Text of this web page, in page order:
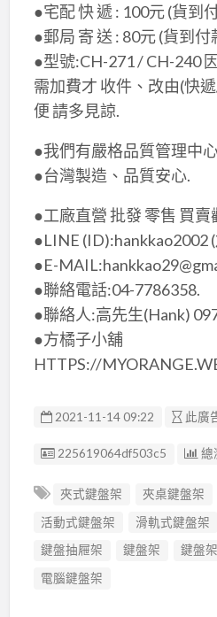
●宅配 快 遞 : 100元 (貨到
●郵局 寄 送 : 80元 (貨到
●型號:CH-271 / CH-240
需加費才 收件、改由(快
便 請多見諒.
●我們有嚴格品質管理中
●台灣製造、品質安心.
●工廠直營 批發 零售 買
●LINE (ID):hankkao2002
●E-
●聯絡電話:04-7786358.
●聯絡人:高先生(Hank)
●方橘子小舖
HTTPS://
2021-11-14 09:22 此廣
廣告编號
225619064df503c5 總
夾式鍵盤架 夾桌鍵盤架
活動式鍵盤架
滑軌式鍵盤架
鍵盤抽屜架
鍵盤架 鍵盤
電腦鍵盤架